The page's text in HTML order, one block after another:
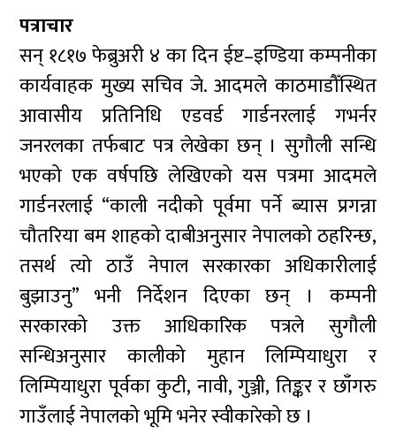
पत्राचार
सन् १८१७ फेब्रुअरी ४ का दिन ईष्ट–इण्डिया कम्पनीका
कार्यवाहक मुख्य सचिव जे. आदमले काठमाडौँस्थित
आवासीय प्रतिनिधि एडवर्ड गार्डनरलाई गभर्नर
जनरलका तर्फबाट पत्र लेखेका छन् । सुगौली सन्धि
भएको एक वर्षपछि लेखिएको यस पत्रमा आदमले
गार्डनरलाई “काली नदीको पूर्वमा पर्ने ब्यास प्रगन्ना
चौतरिया बम शाहको दाबीअनुसार नेपालको ठहरिन्छ,
तसर्थ त्यो ठाउँ नेपाल सरकारका अधिकारीलाई
बुझाउनु” भनी निर्देशन दिएका छन् । कम्पनी
सरकारको उक्त आधिकारिक पत्रले सुगौली
सन्धिअनुसार कालीको मुहान लिम्पियाधुरा र
लिम्पियाधुरा पूर्वका कुटी, नावी, गुञ्जी, तिङ्कर र छाँगरु
गाउँलाई नेपालको भूमि भनेर स्वीकारेको छ ।